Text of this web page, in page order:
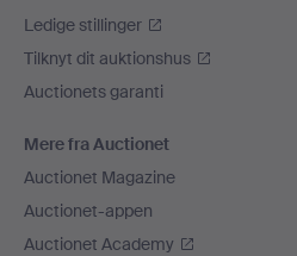
Ledige stillinger
Tilknyt dit auktionshus
Auctionets garanti
Mere fra Auctionet
Auctionet Magazine
Auctionet-appen
Auctionet Academy